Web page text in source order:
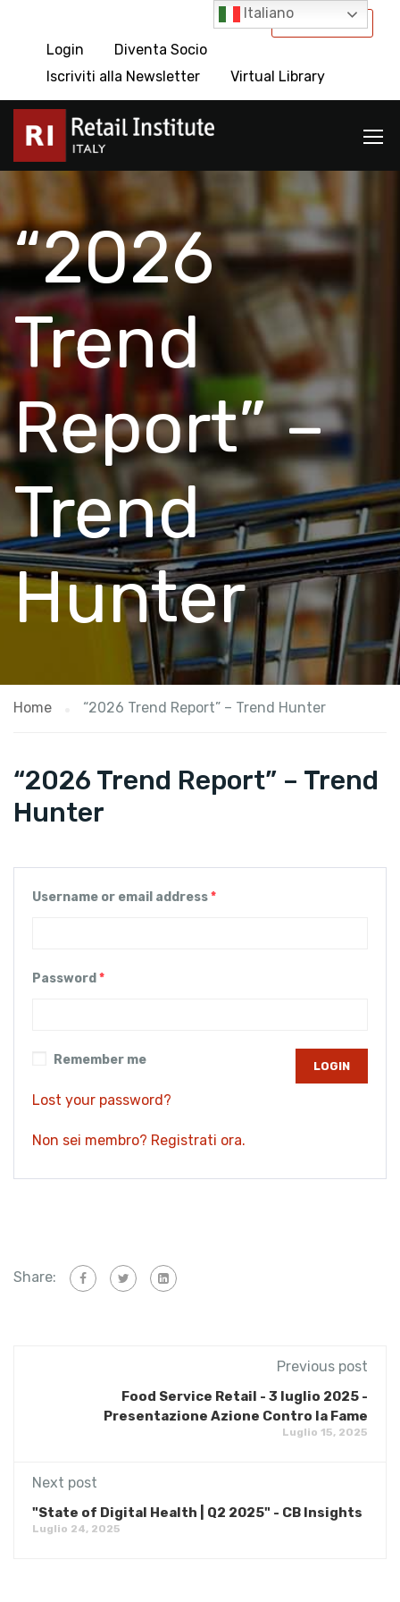
International
Login
Diventa Socio
Iscriviti alla Newsletter
Virtual Library
“2026
Trend
Report” –
Trend
Hunter
Home “2026 Trend Report” – Trend Hunter
“2026 Trend Report” – Trend
Hunter
Username or email address*
Password *
Remember me
Lost your password?
Non sei membro? Registrati ora.
Share:
Previous post
Food Service Retail - 3 luglio 2025 -
Presentazione Azione Contro la Fame
Luglio 15, 2025
Next post
"State of Digital Health | Q2 2025" - CB Insights
Luglio 24, 2025
Italiano